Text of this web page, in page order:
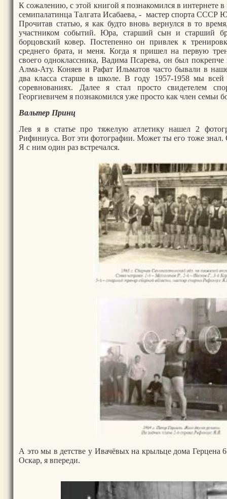
К сожалению, с этой книгой я познакомился в интернете
семипалатинца Талгата Исабаева, - мастер спорта СССР
Прочитав статью, я как будто вновь вернулся в то
участником событий. Юра, старший сын и старший
борцовский ковер. Постепенно он привлек к
среднего брата, и меня. Когда я пришел на первую
своего одноклассника, Вадима Псарева, он был
Алма-Ату. Коняев и Рафат Ильматов часто бывали в
два класса старше в школе. В году 1957-1958 мы всей
соревнованиях. Далее я стал просто свидетелем
Георгиевичем я познакомился уже просто как член семьи
Вальтер Принц
Лев я в статье про тяжелую атлетику нашел 2
Рифиниуса. Вот эти фотографии. Может ты его тоже
Я с ним один раз встречался.
А это мы в детстве у Ивачёвых на крыльце дома Герцена
Оскар, я впереди.